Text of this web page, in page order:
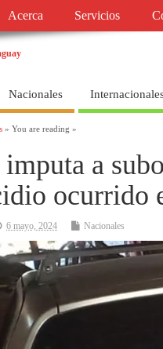
Acerca Servicios
Nacionales
» You are reading »
a
ocurrido
6 mayo, 2024 Nacionales